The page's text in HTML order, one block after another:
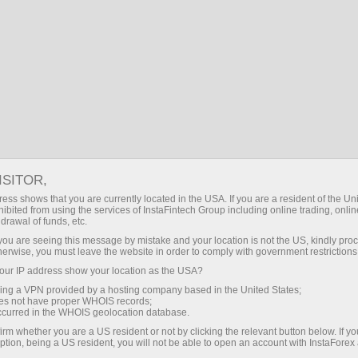
پی اے ایم ایم تاجران
پی اے ایم ایم سسٹم برائے
مینیجنگ ٹریڈرز
انسٹا فاریکس کمپنی کی جانب سے پی اے
ایم ایم سسٹم ایک بہترین ذریعہ ہے کہ اپ
سرمایہ کاروں کو راغب کرسکتے ہیں اگر آپ
اپنے تجارتی اکاونٹ میں سرمایہ کاری
لانا چاھتے ہیں تو پی اے ایم ایم سسٹم آپ
shows that you are currently located in the USA. If you are a resident of the
from using the services of InstaFintech Group including online trading,
of funds, etc.
are seeing this message by mistake and your location is not the US, kindly
you must leave the website in order to comply with government
IP address show your location as the USA?
a VPN provided by a hosting company based in the United States;
not have proper WHOIS records;
in the WHOIS geolocation database.
whether you are a US resident or not by clicking the relevant button below. If
being a US resident, you will not be able to open an account with InstaForex